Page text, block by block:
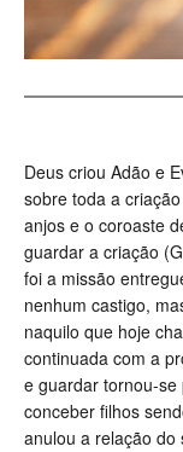
Deus criou Adão e
sobre toda a
anjos e o coroaste
guardar a criação
foi a missão
nenhum castigo,
naquilo que hoje
continuada com a
e guardar tornou-
conceber filhos
anulou a relação do